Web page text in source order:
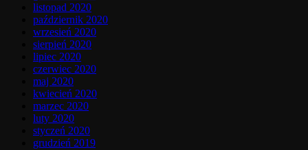
listopad 2020
październik 2020
wrzesień 2020
sierpień 2020
lipiec 2020
czerwiec 2020
maj 2020
kwiecień 2020
marzec 2020
luty 2020
styczeń 2020
grudzień 2019